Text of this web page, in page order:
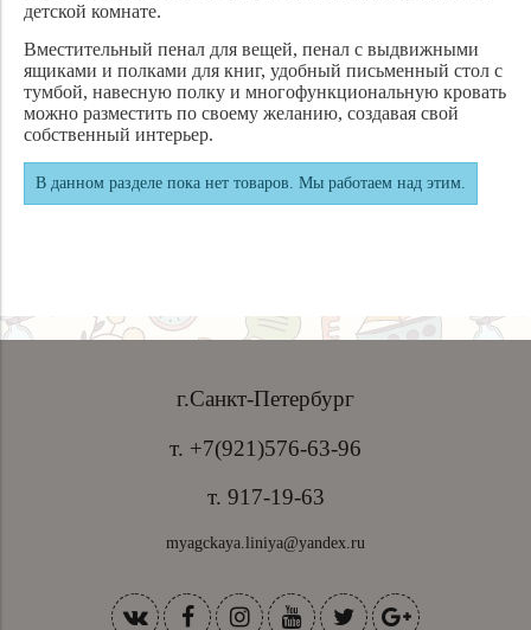
детской комнате.
Вместительный пенал для вещей, пенал с выдвижными
ящиками и полками для книг, удобный письменный стол с
тумбой, навесную полку и многофункциональную кровать
можно разместить по своему желанию, создавая свой
собственный интерьер.
В данном разделе пока нет товаров. Мы работаем над этим.
г.Санкт-Петербург
т. +7(921)576-63-96
т. 917-19-63
myagckaya.liniya@yandex.ru